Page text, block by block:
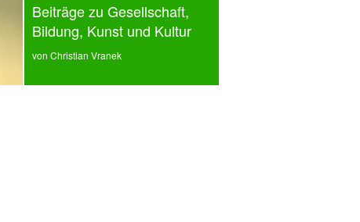
Beiträge zu Gesellschaft,
Bildung, Kunst und Kultur
von Christian Vranek